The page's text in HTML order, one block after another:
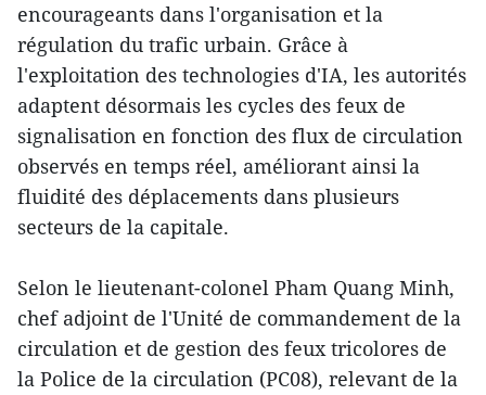
encourageants dans l'organisation et la
régulation du trafic urbain. Grâce à
l'exploitation des technologies d'IA, les autorités
adaptent désormais les cycles des feux de
signalisation en fonction des flux de circulation
observés en temps réel, améliorant ainsi la
fluidité des déplacements dans plusieurs
secteurs de la capitale.
Selon le lieutenant-colonel Pham Quang Minh,
chef adjoint de l'Unité de commandement de la
circulation et de gestion des feux tricolores de
la Police de la circulation (PC08), relevant de la